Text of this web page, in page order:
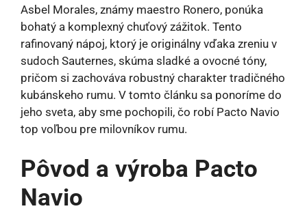
Asbel Morales, známy maestro Ronero, ponúka
bohatý a komplexný chuťový zážitok. Tento
rafinovaný nápoj, ktorý je originálny vďaka zreniu v
sudoch Sauternes, skúma sladké a ovocné tóny,
pričom si zachováva robustný charakter tradičného
kubánskeho rumu. V tomto článku sa ponoríme do
jeho sveta, aby sme pochopili, čo robí Pacto Navio
top voľbou pre milovníkov rumu.
Pôvod a výroba Pacto
Navio